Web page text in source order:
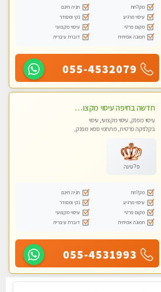
מקלחת
חניה חינם
עיסוי מרגיע
נקי ומסודר
מקום פרטי
עיסוי מקצועי
תמונה אמיתית
דוברת עיברית
055-4532079
חדשה בחיפה עיסוי מקצועי מזמינה אותך למסאז' באווירה נעימה ומרגיע לנפש.+ אבנים חמות וכוסות רוח מומלץ מאוד
עיסוי מפנק, עיסוי מקצועי, עיסוי
בקלניקה פרטית, מתחמי ספא מפנק,
פלטינה
מקלחת
חניה חינם
עיסוי מרגיע
נקי ומסודר
מקום פרטי
עיסוי מקצועי
תמונה אמיתית
דוברת עיברית
055-4531993